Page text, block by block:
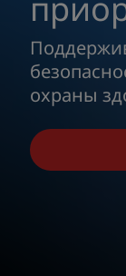
охраны